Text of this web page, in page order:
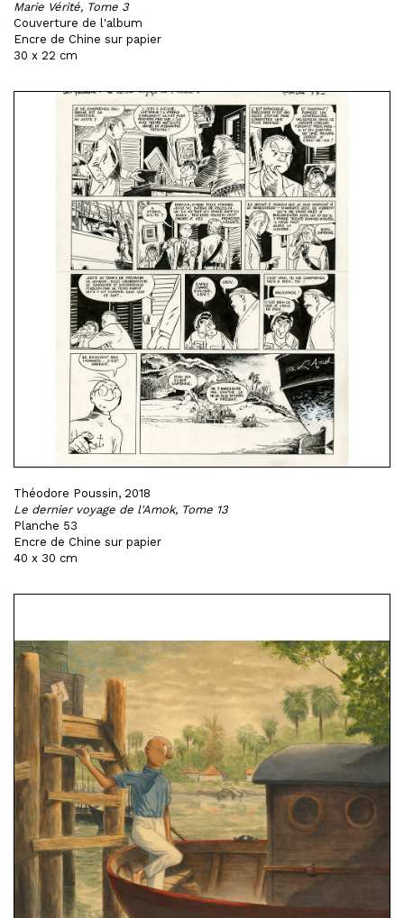
Marie Vérité, Tome 3
Couverture de l'album
Encre de Chine sur papier
30 x 22 cm
Théodore Poussin, 2018
Le dernier voyage de l'Amok, Tome 13
Planche 53
Encre de Chine sur papier
40 x 30 cm